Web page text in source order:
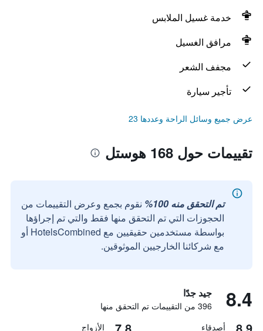
خدمة غسيل الملابس
مرافق الغسيل
مجفف الشعر
تأجير سيارة
عرض جميع وسائل الراحة وعددها 23
تقييمات حول 168 هوستل
تم التحقق منه 100%
نقوم بجمع وعرض التقييمات من
الحجوزات التي تم التحقق منها فقط والتي تم إجراؤها
بواسطة مستخدمين حقيقيين مع HotelsCombined أو
مع شركائنا الخارجيين الموثوقين.
8.4 جيد جدًا
396 من التقييمات تم التحقق منها
أصدقاء الأزواج